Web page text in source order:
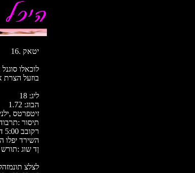
יטאק .16
לוכאלו
בוזעל
18 :ליג
1.72 :הבוג
זיטפרטס
תיסור
רקובב 5:00 דע 12:00 ישימח דע ןושאר :תועש
השירד יפלו
ןד שוג
לצלצ